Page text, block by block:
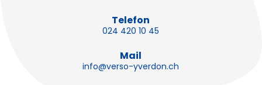
Telefon
024 420 10 45
Mail
info@verso-yverdon.ch